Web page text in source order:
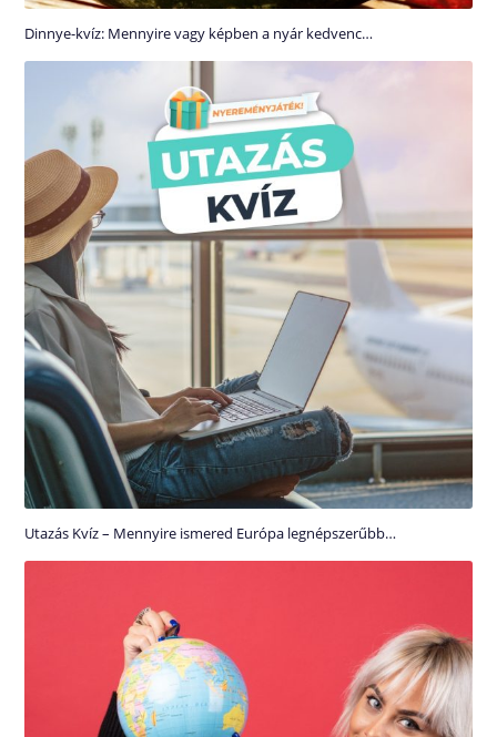
Dinnye-kvíz: Mennyire vagy képben a nyár kedvenc…
Utazás Kvíz – Mennyire ismered Európa legnépszerűbb…